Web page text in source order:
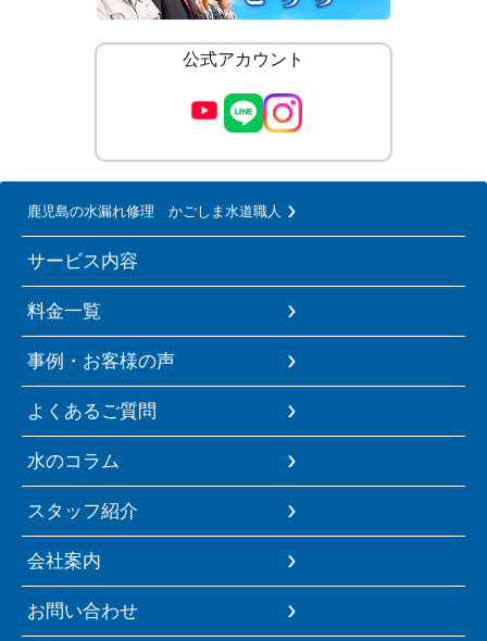
公式アカウント
鹿児島の水漏れ修理 かごしま水道職人
サービス内容
料金一覧
事例・お客様の声
よくあるご質問
水のコラム
スタッフ紹介
会社案内
お問い合わせ